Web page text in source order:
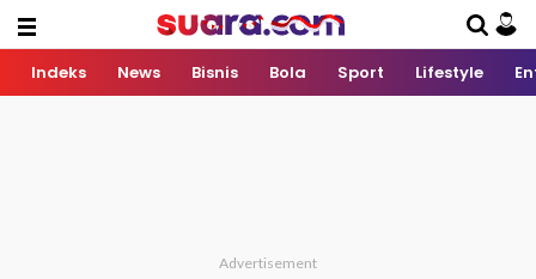
Indeks News Bisnis Bola Sport Lifestyle